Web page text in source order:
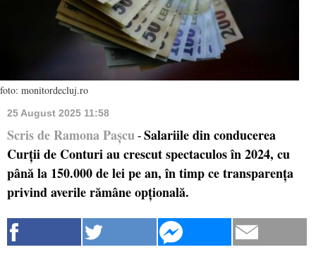
foto: monitordecluj.ro
25 August 2025 11:58
Scris de Ramona Pașcu - Salariile din conducerea
Curții de Conturi au crescut spectaculos în 2024, cu
până la 150.000 de lei pe an, în timp ce transparența
privind averile rămâne opțională.